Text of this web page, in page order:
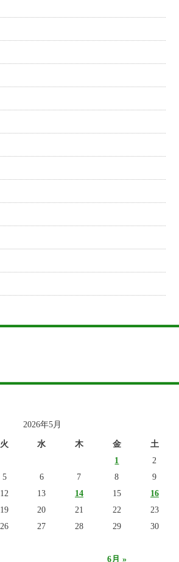
2026年5月
火 水 木 金 土
6月 »
1
2
5 6 7 8
9
12 13 14 15
16
19 20 21 22
23
26 27 28 29
30